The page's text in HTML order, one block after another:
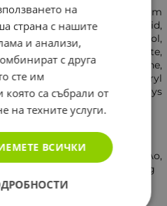
8, Tocopherol, Magnesium
Citric Acid, Ascorbic Acid,
Phenoxyethanol,
(Water), C12-15 Alkyl Benzoate,
Cyclopentasiloxane,
Tocopheryl
parkii (Shea) Butter, Zea mays
и суха кожа по цялото тяло,
ден, за предпочитане след
на
страна с нашите
и анализи,
с друга
сте им
са събрали от
на техните услуги.
ВСИЧКИ